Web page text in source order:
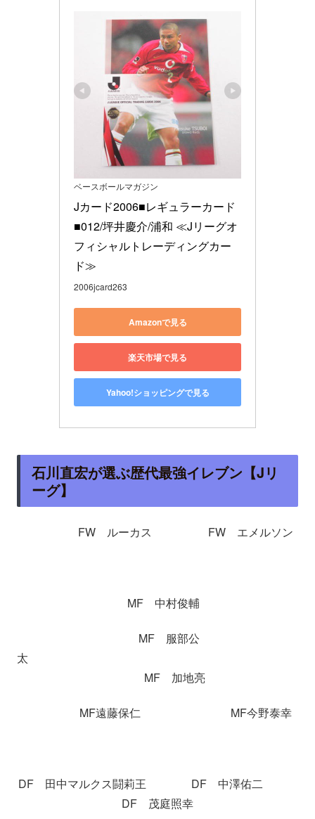
ベースボールマガジン
Jカード2006■レギュラーカード
■012/坪井慶介/浦和 ≪Jリーグオ
フィシャルトレーディングカー
ド≫
2006jcard263
Amazonで見る
楽天市場で見る
Yahoo!ショッピングで見る
石川直宏が選ぶ歴代最強イレブン【Jリ
ーグ】
FW ルーカス FW エメルソン
MF 中村俊輔
MF 服部公
太
MF 加地亮
MF遠藤保仁 MF今野泰幸
DF 田中マルクス闘莉王 DF 中澤佑二
DF 茂庭照幸